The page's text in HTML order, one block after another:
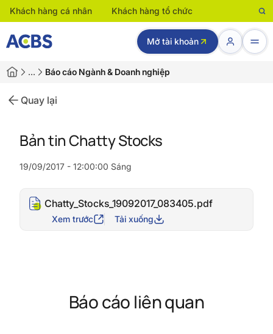
Khách hàng cá nhân Khách hàng tổ chức
Mở tài khoản
… Báo cáo Ngành & Doanh nghiệp
Quay lại
Bản tin Chatty Stocks
19/09/2017 - 12:00:00 Sáng
Chatty_Stocks_19092017_083405.pdf
Xem trước Tải xuống
Báo cáo liên quan